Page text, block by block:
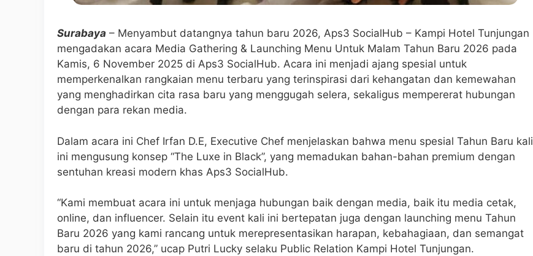
Surabaya – Menyambut datangnya tahun baru 2026, Aps3 SocialHub – Kampi Hotel Tunjungan
mengadakan acara Media Gathering & Launching Menu Untuk Malam Tahun Baru 2026 pada
Kamis, 6 November 2025 di Aps3 SocialHub. Acara ini menjadi ajang spesial untuk
memperkenalkan rangkaian menu terbaru yang terinspirasi dari kehangatan dan kemewahan
yang menghadirkan cita rasa baru yang menggugah selera, sekaligus mempererat hubungan
dengan para rekan media.
Dalam acara ini Chef Irfan D.E, Executive Chef menjelaskan bahwa menu spesial Tahun Baru kali
ini mengusung konsep “The Luxe in Black”, yang memadukan bahan-bahan premium dengan
sentuhan kreasi modern khas Aps3 SocialHub.
“Kami membuat acara ini untuk menjaga hubungan baik dengan media, baik itu media cetak,
online, dan influencer. Selain itu event kali ini bertepatan juga dengan launching menu Tahun
Baru 2026 yang kami rancang untuk merepresentasikan harapan, kebahagiaan, dan semangat
baru di tahun 2026,” ucap Putri Lucky selaku Public Relation Kampi Hotel Tunjungan.